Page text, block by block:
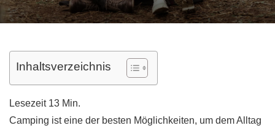
Inhaltsverzeichnis
Camping ist eine der besten Möglichkeiten, um dem Alltag